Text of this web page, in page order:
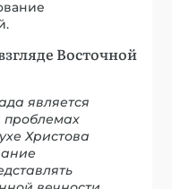
Восточной
является
проблемах
Христова